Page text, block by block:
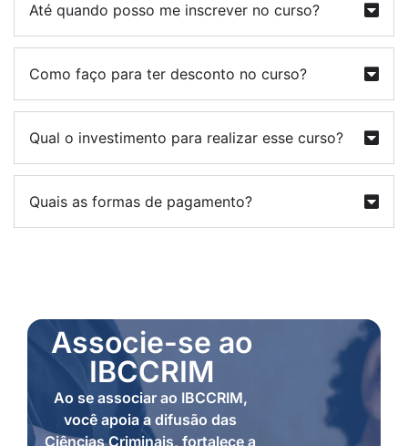
Até quando posso me inscrever no curso?
Como faço para ter desconto no curso?
Qual o investimento para realizar esse curso?
Quais as formas de pagamento?
Associe-se ao
IBCCRIM
Ao se associar ao IBCCRIM,
você apoia a difusão das
Ciências Criminais, fortalece a